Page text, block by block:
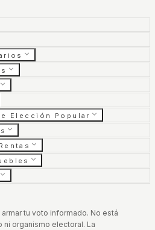
Elección Popular
tu voto informado. No está
ni organismo electoral. La